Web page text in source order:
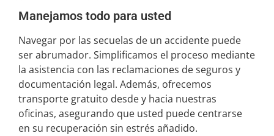
Manejamos todo para usted
Navegar por las secuelas de un accidente puede
ser abrumador. Simplificamos el proceso mediante
la asistencia con las reclamaciones de seguros y
documentación legal. Además, ofrecemos
transporte gratuito desde y hacia nuestras
oficinas, asegurando que usted puede centrarse
en su recuperación sin estrés añadido.